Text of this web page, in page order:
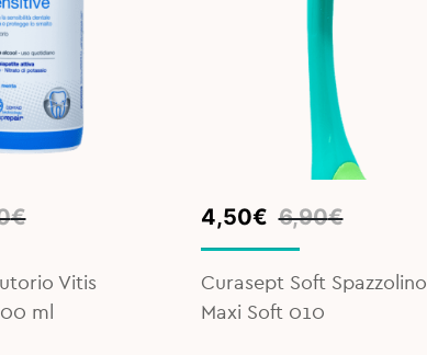
€
Vitis
ml
6,90€
Original
price
6,90€.
4,50€
Current
price
4,50€.
Curasept Soft Spazzolino
Maxi Soft 010